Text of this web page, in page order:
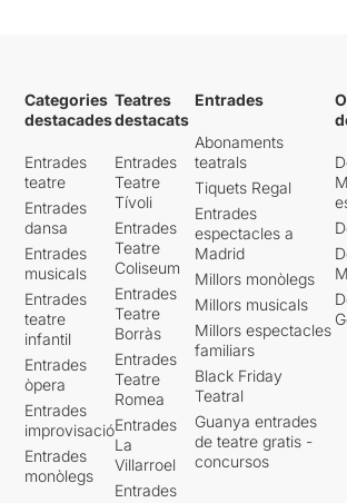
Categories
destacades
Entrades
teatre
Entrades
dansa
Entrades
musicals
Entrades
teatre
infantil
Entrades
òpera
Entrades
improvisació
Entrades
monòlegs
Teatres
destacats
Entrades
Teatre
Tívoli
Entrades
Teatre
Coliseum
Entrades
Teatre
Borràs
Entrades
Teatre
Romea
Entrades
La
Villarroel
Entrades
Entrades
Abonaments
teatrals
Tiquets Regal
Entrades
espectacles a
Madrid
Millors monòlegs
Millors musicals
Millors espectacles
familiars
Black Friday
Teatral
Guanya entrades
de teatre gratis -
concursos